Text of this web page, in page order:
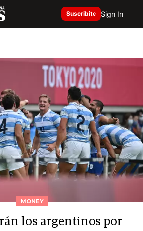
Suscribite Sign In
MONEY
los argentinos por